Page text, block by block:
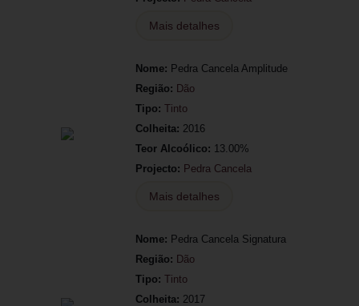
Mais detalhes
Nome: Pedra Cancela Amplitude
Região: Dão
Tipo: Tinto
Colheita: 2016
Teor Alcoólico: 13.00%
Projecto: Pedra Cancela
Mais detalhes
Nome: Pedra Cancela Signatura
Região: Dão
Tipo: Tinto
Colheita: 2017